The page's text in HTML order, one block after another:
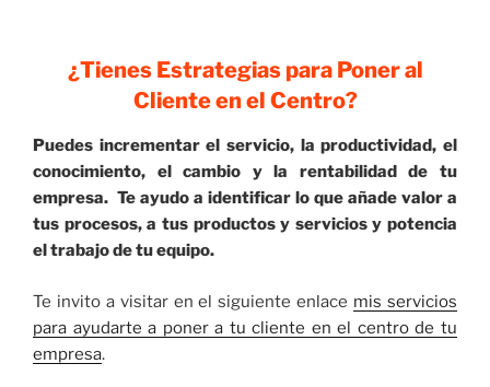
¿Tienes Estrategias para Poner al
Cliente en el Centro?
Puedes incrementar el servicio, la productividad, el
conocimiento, el cambio y la rentabilidad de tu
empresa. Te ayudo a identificar lo que añade valor a
tus procesos, a tus productos y servicios y potencia
el trabajo de tu equipo.
Te invito a visitar en el siguiente enlace mis servicios
para ayudarte a poner a tu cliente en el centro de tu
empresa.